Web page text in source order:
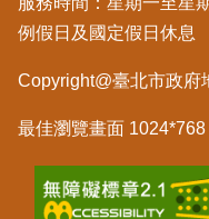
示
專
區
站
導
例假日及國定假日休息
Copyright@臺北市政府
最佳瀏覽畫面 1024*768